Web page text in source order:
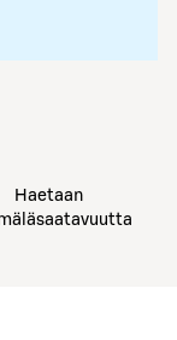
Haetaan